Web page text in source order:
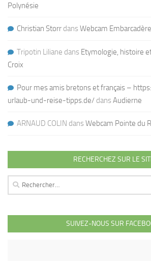
Polynésie
Christian Storr dans Webcam
Tripotin Liliane dans Etymologie, histoire
Croix
Pour mes amis bretons et français –
urlaub-und-reise-tipps.de/ dans Audierne
ARNAUD COLIN dans Webcam Pointe du
RECHERCHEZ SUR LE
Rechercher :
SUIVEZ-NOUS SUR